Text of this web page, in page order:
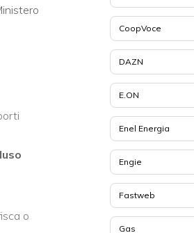
o
CoopVoce
DAZN
E.ON
Enel Energia
Engie
Fastweb
Gas